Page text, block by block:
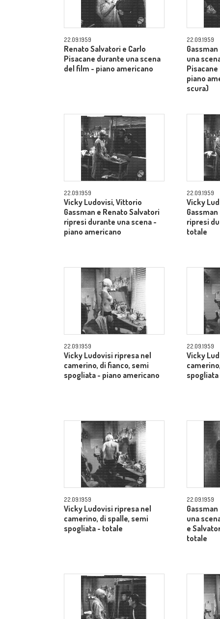
22.09.1959
Renato Salvatori e Carlo
Pisacane durante una scena
del film - piano americano
22.09.1959
una
piano
scura)
22.09.1959
Vicky Ludovisi, Vittorio
Gassman e Renato Salvatori
ripresi durante una scena -
piano americano
22.09.1959
Vicky
ripresi
totale
22.09.1959
Vicky Ludovisi ripresa nel
camerino, di fianco, semi
spogliata - piano americano
22.09.1959
Vicky
22.09.1959
Vicky Ludovisi ripresa nel
camerino, di spalle, semi
spogliata - totale
22.09.1959
una
e
totale